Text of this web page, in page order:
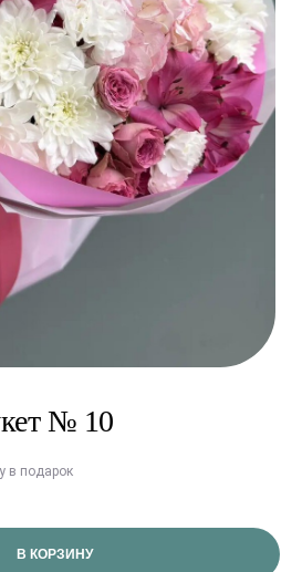
№ 10
в подарок
В КОРЗИНУ